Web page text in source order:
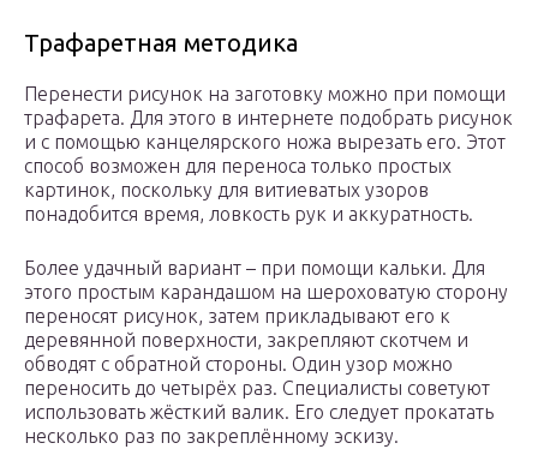
Трафаретная методика
Перенести рисунок на заготовку можно при помощи
трафарета. Для этого в интернете подобрать рисунок
и с помощью канцелярского ножа вырезать его. Этот
способ возможен для переноса только простых
картинок, поскольку для витиеватых узоров
понадобится время, ловкость рук и аккуратность.
Более удачный вариант – при помощи кальки. Для
этого простым карандашом на шероховатую сторону
переносят рисунок, затем прикладывают его к
деревянной поверхности, закрепляют скотчем и
обводят с обратной стороны. Один узор можно
переносить до четырёх раз. Специалисты советуют
использовать жёсткий валик. Его следует прокатать
несколько раз по закреплённому эскизу.